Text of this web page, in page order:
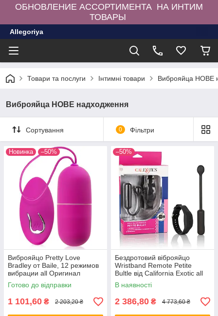
ОБНОВЛЕНИЕ АССОРТИМЕНТА НА ИНТИМ
ТОВАРЫ
Allegoriya
Товари та послуги Інтимні товари Виброяйца НОВЕ
Виброяйца НОВЕ надходження
Сортування 0 Фільтри
Новинка –50%
Виброяйцо Pretty Love
Bradley от Baile, 12 режимов
вибрации all Оригинал
Готово до відправки
1 101,60 ₴ 2 203,20 ₴
–50%
Бездротовий віброяйцо
Wristband Remote Petite
Bultle від California Exotic all
Оригінал
В наявності
2 386,80 ₴ 4 773,60 ₴